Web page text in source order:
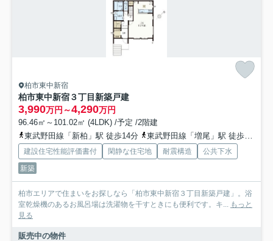
柏市東中新宿
柏市東中新宿３丁目新築戸建
3,990万円～4,290万円
96.46㎡～101.02㎡ (4LDK) /予定 /2階建
東武野田線「新柏」駅 徒歩14分
東武野田線「増尾」駅 徒歩20分
建設住宅性能評価書付 閑静な住宅地 耐震構造
公共下水
新築
柏市エリアで住まいをお探しなら「柏市東中新宿３丁目新築戸建」。浴
室乾燥機のあるお風呂場は洗濯物を干すときにも便利です。キ...
もっと
見る
販売中の物件